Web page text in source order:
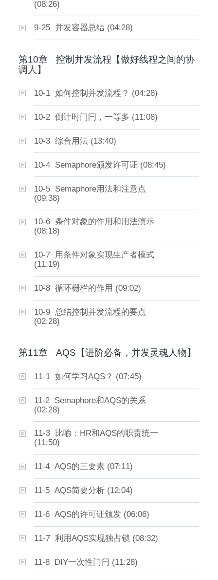
(08:26)
9-25 并发容器总结 (04:28)
第10章
控制并发流程【做好线程之间的协
调人】
10-1 如何控制并发流程？ (04:28)
10-2 倒计时门闩，一等多 (11:08)
10-3 综合用法 (13:40)
10-4 Semaphore颁发许可证 (08:45)
10-5 Semaphore用法和注意点
(09:38)
10-6 条件对象的作用和用法演示
(08:18)
10-7 用条件对象实现生产者模式
(11:19)
10-8 循环栅栏的作用 (09:02)
10-9 总结控制并发流程的要点
(02:28)
第11章 AQS【进阶必备，并发灵魂人物】
11-1 如何学习AQS？ (07:45)
11-2 Semaphore和AQS的关系
(02:28)
11-3 比喻：HR和AQS的职责统一
(11:50)
11-4 AQS的三要素 (07:11)
11-5 AQS简要分析 (12:04)
11-6 AQS的许可证颁发 (06:06)
11-7 利用AQS实现独占锁 (08:32)
11-8 DIY一次性门闩 (11:28)